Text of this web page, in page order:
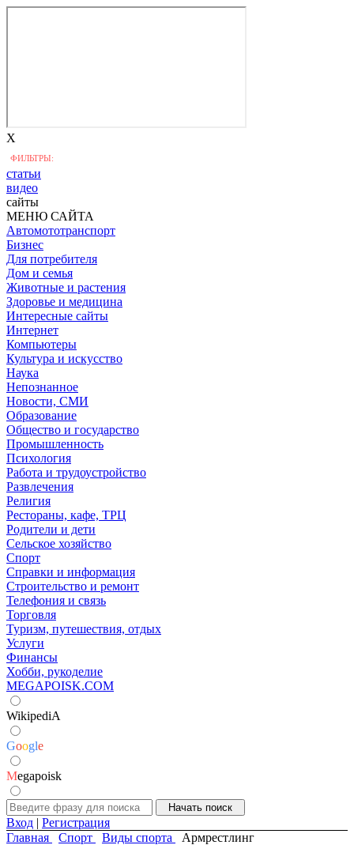
X
ФИЛЬТРЫ:
статьи
видео
сайты
МЕНЮ САЙТА
Автомототранспорт
Бизнес
Для потребителя
Дом и семья
Животные и растения
Здоровье и медицина
Интересные сайты
Интернет
Компьютеры
Культура и искусство
Наука
Непознанное
Новости, СМИ
Образование
Общество и государство
Промышленность
Психология
Работа и трудоустройство
Развлечения
Религия
Рестораны, кафе, ТРЦ
Родители и дети
Сельское хозяйство
Спорт
Справки и информация
Строительство и ремонт
Телефония и связь
Торговля
Туризм, путешествия, отдых
Услуги
Финансы
Хобби, рукоделие
MEGAPOISK.COM
WikipediA
Google
Megapoisk
Вход | Регистрация
Главная
Спорт Виды спорта
Армрестлинг